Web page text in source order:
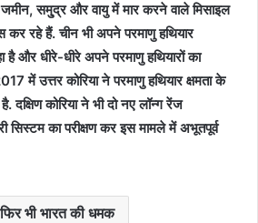
समु्द्र और वायु में मार करने वाले मिसाइल
कर रहे हैं. चीन भी अपने परमाणु हथियार
है और धीरे-धीरे अपने परमाणु हथियारों का
में उत्तर कोरिया ने परमाणु हथियार क्षमता के
दक्षिण कोरिया ने भी दो नए लॉन्ग रेंज
सिस्टम का परीक्षण कर इस मामले में अभूतपूर्व
फिर भी भारत की धमक